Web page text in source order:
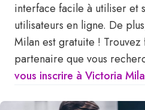
interface facile à utiliser et
utilisateurs en ligne. De
Milan est gratuite ! Trouvez
partenaire que vous
vous inscrire à Victoria